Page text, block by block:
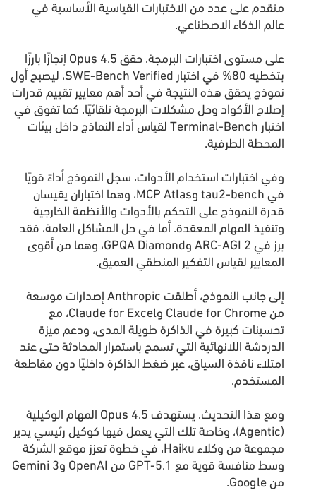
متقدم على عدد من الاختبارات القياسية الأساسية في
عالم الذكاء الاصطناعي.
على مستوى اختبارات البرمجة، حقق Opus 4.5 إنجازًا بارزًا
بتخطيه 80% في اختبار SWE-Bench Verified، ليصبح أول
نموذج يحقق هذه النتيجة في أحد أهم معايير تقييم قدرات
إصلاح الأكواد وحل مشكلات البرمجة تلقائيًا. كما تفوق في
اختبار Terminal-Bench لقياس أداء النماذج داخل بيئات
المحطة الطرفية.
وفي اختبارات استخدام الأدوات، سجل النموذج أداءً قويًا
في tau2-bench وMCP Atlas، وهما اختباران يقيسان
قدرة النموذج على التحكم بالأدوات والأنظمة الخارجية
وتنفيذ المهام المعقدة. أما في حل المشاكل العامة، فقد
برز في ARC-AGI 2 وGPQA Diamond، وهما من أقوى
المعايير لقياس التفكير المنطقي العميق.
إلى جانب النموذج، أطلقت Anthropic إصدارات موسعة
من Claude for Chrome وClaude for Excel، مع
تحسينات كبيرة في الذاكرة طويلة المدى، ودعم ميزة
الدردشة اللانهائية التي تسمح باستمرار المحادثة حتى عند
امتلاء نافذة السياق، عبر ضغط الذاكرة داخليًا دون مقاطعة
المستخدم.
ومع هذا التحديث، يستهدف Opus 4.5 المهام الوكيلية
(Agentic)، وخاصة تلك التي يعمل فيها كوكيل رئيسي يدير
مجموعة من وكلاء Haiku، في خطوة تعزز موقع الشركة
وسط منافسة قوية مع GPT-5.1 من OpenAI وGemini 3
من Google.